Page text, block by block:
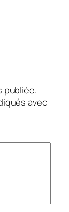
publiée.
avec